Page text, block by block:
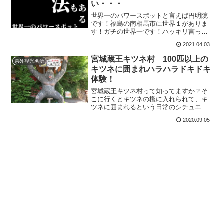
い・・・
世界一のパワースポットと言えば円明院
です！福島の南相馬市に世界１がありま
す！ガチの世界一です！ハッキリ言って
2021.04.03
県外観光名所
宮城蔵王キツネ村 100匹以上の
キツネに囲まれハラハラドキドキ
体験！
宮城蔵王キツネ村って知ってますか？そ
こに行くとキツネの檻に入れられて、キ
ツネに囲まれるという日常のシチュエー
2020.09.05